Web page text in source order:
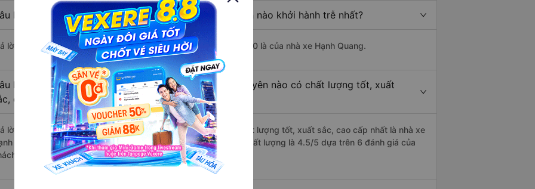
hỏi: Nhà xe đi Cao Bằng từ Phú Lương - Thái Nguyên nào khởi hành trễ nhất?
lời: Chuyến xe có giờ xuất phát trễ (muộn) nhất là vào lúc 20:00 là của nhà xe Hạnh Quang.
hỏi: Review xe đi Cao Bằng từ Phú Lương - Thái Nguyên nào có chất lượng tốt, xuất
cao cấp nhất?
lời: Những hãng xe đi Phú Lương - Thái Nguyên Cao Bằng chất lượng tốt, xuất sắc, cao cấp nhất là nhà xe
Quang đi Cao Bằng từ Phú Lương - Thái Nguyên với điểm chất lượng là 4.5/5 dựa trên 6 đánh giá của
hàng).